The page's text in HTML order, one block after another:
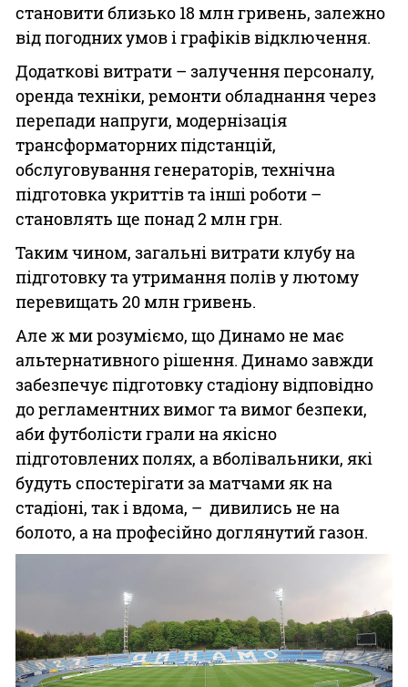
становити близько 18 млн гривень, залежно
від погодних умов і графіків відключення.
Додаткові витрати – залучення персоналу,
оренда техніки, ремонти обладнання через
перепади напруги, модернізація
трансформаторних підстанцій,
обслуговування генераторів, технічна
підготовка укриттів та інші роботи –
становлять ще понад 2 млн грн.
Таким чином, загальні витрати клубу на
підготовку та утримання полів у лютому
перевищать 20 млн гривень.
Але ж ми розуміємо, що Динамо не має
альтернативного рішення. Динамо завжди
забезпечує підготовку стадіону відповідно
до регламентних вимог та вимог безпеки,
аби футболісти грали на якісно
підготовлених полях, а вболівальники, які
будуть спостерігати за матчами як на
стадіоні, так і вдома, – дивились не на
болото, а на професійно доглянутий газон.